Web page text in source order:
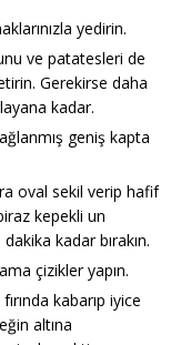
yedirin.
ve patatesleri de
Gerekirse daha
kadar.
geniş kapta
oval sekil verip hafif
kepekli un
kadar bırakın.
çizikler yapın.
kabarıp iyice
altına